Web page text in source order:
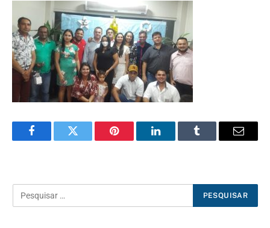
FacebookTwitter Pinterest LinkedInTumblr
E-